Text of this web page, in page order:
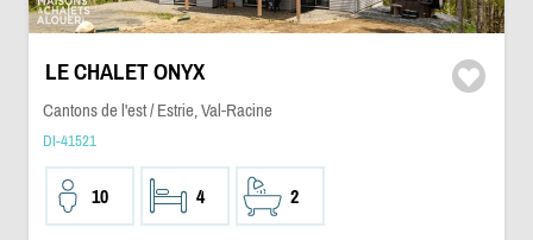
LE CHALET ONYX
Cantons de l'est / Estrie, Val-Racine
DI-41521
10 4 2